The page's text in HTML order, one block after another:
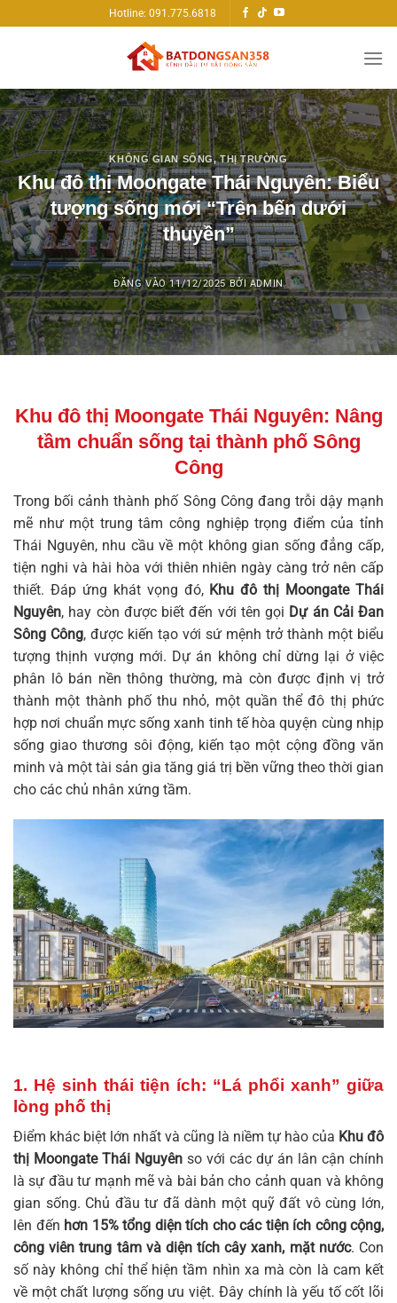
qua
Hotline: 091.775.6818
KHÔNG GIAN SỐNG,THỊ TRƯỜNG
Khu đô thị Moongate Thái Nguyên: Biểu
tượng sống mới “Trên bến dưới
thuyền”
ĐĂNG VÀO11/12/2025 BỞIADMIN
Khu đô thị Moongate Thái Nguyên: Nâng
tầm chuẩn sống tại thành phố Sông
Công
Trong bối cảnh thành phố Sông Công đang trỗi dậy mạnh
mẽ như một trung tâm công nghiệp trọng điểm của tỉnh
Thái Nguyên, nhu cầu về một không gian sống đẳng cấp,
tiện nghi và hài hòa với thiên nhiên ngày càng trở nên cấp
thiết. Đáp ứng khát vọng đó, Khu đô thị Moongate Thái
Nguyên, hay còn được biết đến với tên gọi Dự án Cải Đan
Sông Công, được kiến tạo với sứ mệnh trở thành một biểu
tượng thịnh vượng mới. Dự án không chỉ dừng lại ở việc
phân lô bán nền thông thường, mà còn được định vị trở
thành một thành phố thu nhỏ, một quần thể đô thị phức
hợp nơi chuẩn mực sống xanh tinh tế hòa quyện cùng nhịp
sống giao thương sôi động, kiến tạo một cộng đồng văn
minh và một tài sản gia tăng giá trị bền vững theo thời gian
cho các chủ nhân xứng tầm.
1. Hệ sinh thái tiện ích: “Lá phổi xanh” giữa
lòng phố thị
Điểm khác biệt lớn nhất và cũng là niềm tự hào của Khu đô
thị Moongate Thái Nguyên so với các dự án lân cận chính
là sự đầu tư mạnh mẽ và bài bản cho cảnh quan và không
gian sống. Chủ đầu tư đã dành một quỹ đất vô cùng lớn,
lên đến hơn 15% tổng diện tích cho các tiện ích công cộng,
công viên trung tâm và diện tích cây xanh, mặt nước. Con
số này không chỉ thể hiện tầm nhìn xa mà còn là cam kết
về một chất lượng sống ưu việt. Đây chính là yếu tố cốt lõi